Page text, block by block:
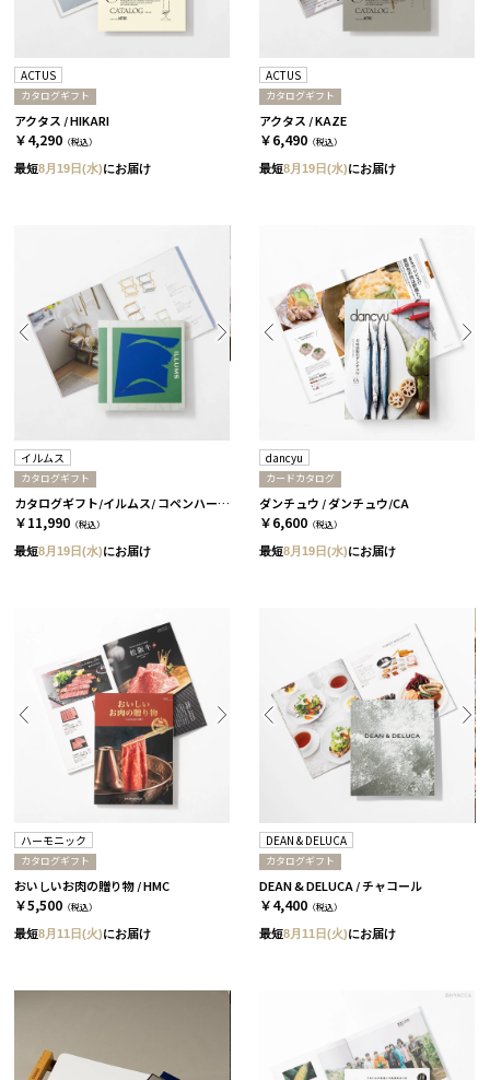
ACTUS
カタログギフト
アクタス / HIKARI
￥4,290 （税込）
最短8月19日(水)にお届け
ACTUS
カタログギフト
アクタス / KAZE
￥6,490 （税込）
最短8月19日(水)にお届け
イルムス
カタログギフト
カタログギフト/イルムス/ コペンハーゲン
￥11,990 （税込）
最短8月19日(水)にお届け
dancyu
カードカタログ
ダンチュウ / ダンチュウ/CA
￥6,600 （税込）
最短8月19日(水)にお届け
ハーモニック
カタログギフト
おいしいお肉の贈り物 / HMC
￥5,500 （税込）
最短8月11日(火)にお届け
DEAN & DELUCA
カタログギフト
DEAN & DELUCA / チャコール
￥4,400 （税込）
最短8月11日(火)にお届け